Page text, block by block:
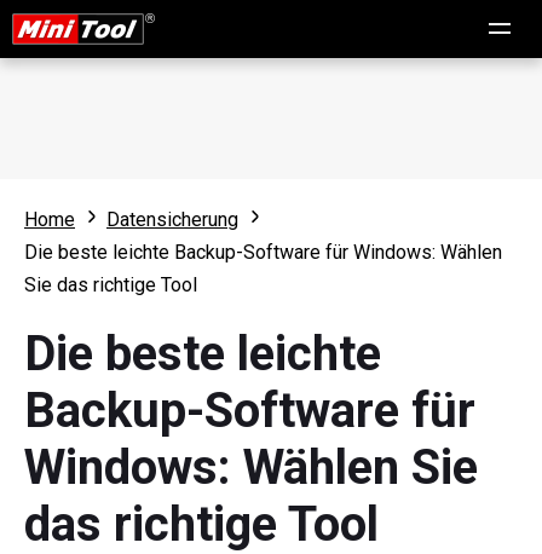
Home
Datensicherung
Die beste leichte Backup-Software für Windows: Wählen
Sie das richtige Tool
Die beste leichte
Backup-Software für
Windows: Wählen Sie
das richtige Tool